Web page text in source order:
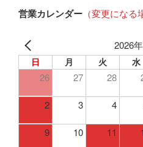
営業カレンダー （変更になる
2026
日 月 火 水
26 27 28
2 3 4
9 10 11